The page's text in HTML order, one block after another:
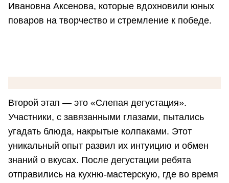
Ивановна Аксенова, которые вдохновили юных
поваров на творчество и стремление к победе.
Второй этап — это «Слепая дегустация».
Участники, с завязанными глазами, пытались
угадать блюда, накрытые колпаками. Этот
уникальный опыт развил их интуицию и обмен
знаний о вкусах. После дегустации ребята
отправились на кухню-мастерскую, где во время